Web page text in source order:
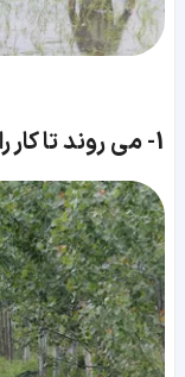
1- می روند تا کار